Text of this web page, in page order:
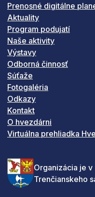
Prenosné digitálne
Aktuality
Program podujatí
Naše aktivity
Výstavy
Odborná činnosť
Súťaže
Fotogaléria
Odkazy
Kontakt
O hvezdárni
Virtuálna prehliadka
Organizácia je
Trenčianskeho